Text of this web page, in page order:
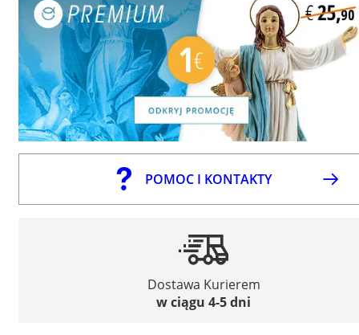
POMOC I KONTAKTY
Dostawa Kurierem
w ciągu 4-5 dni